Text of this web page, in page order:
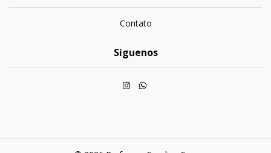
Contato
Síguenos